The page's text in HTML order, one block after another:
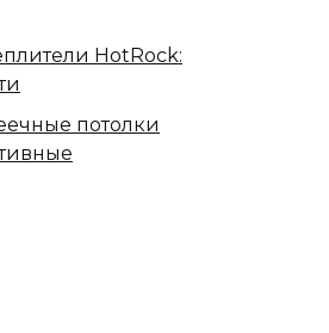
HotRock:
потолки